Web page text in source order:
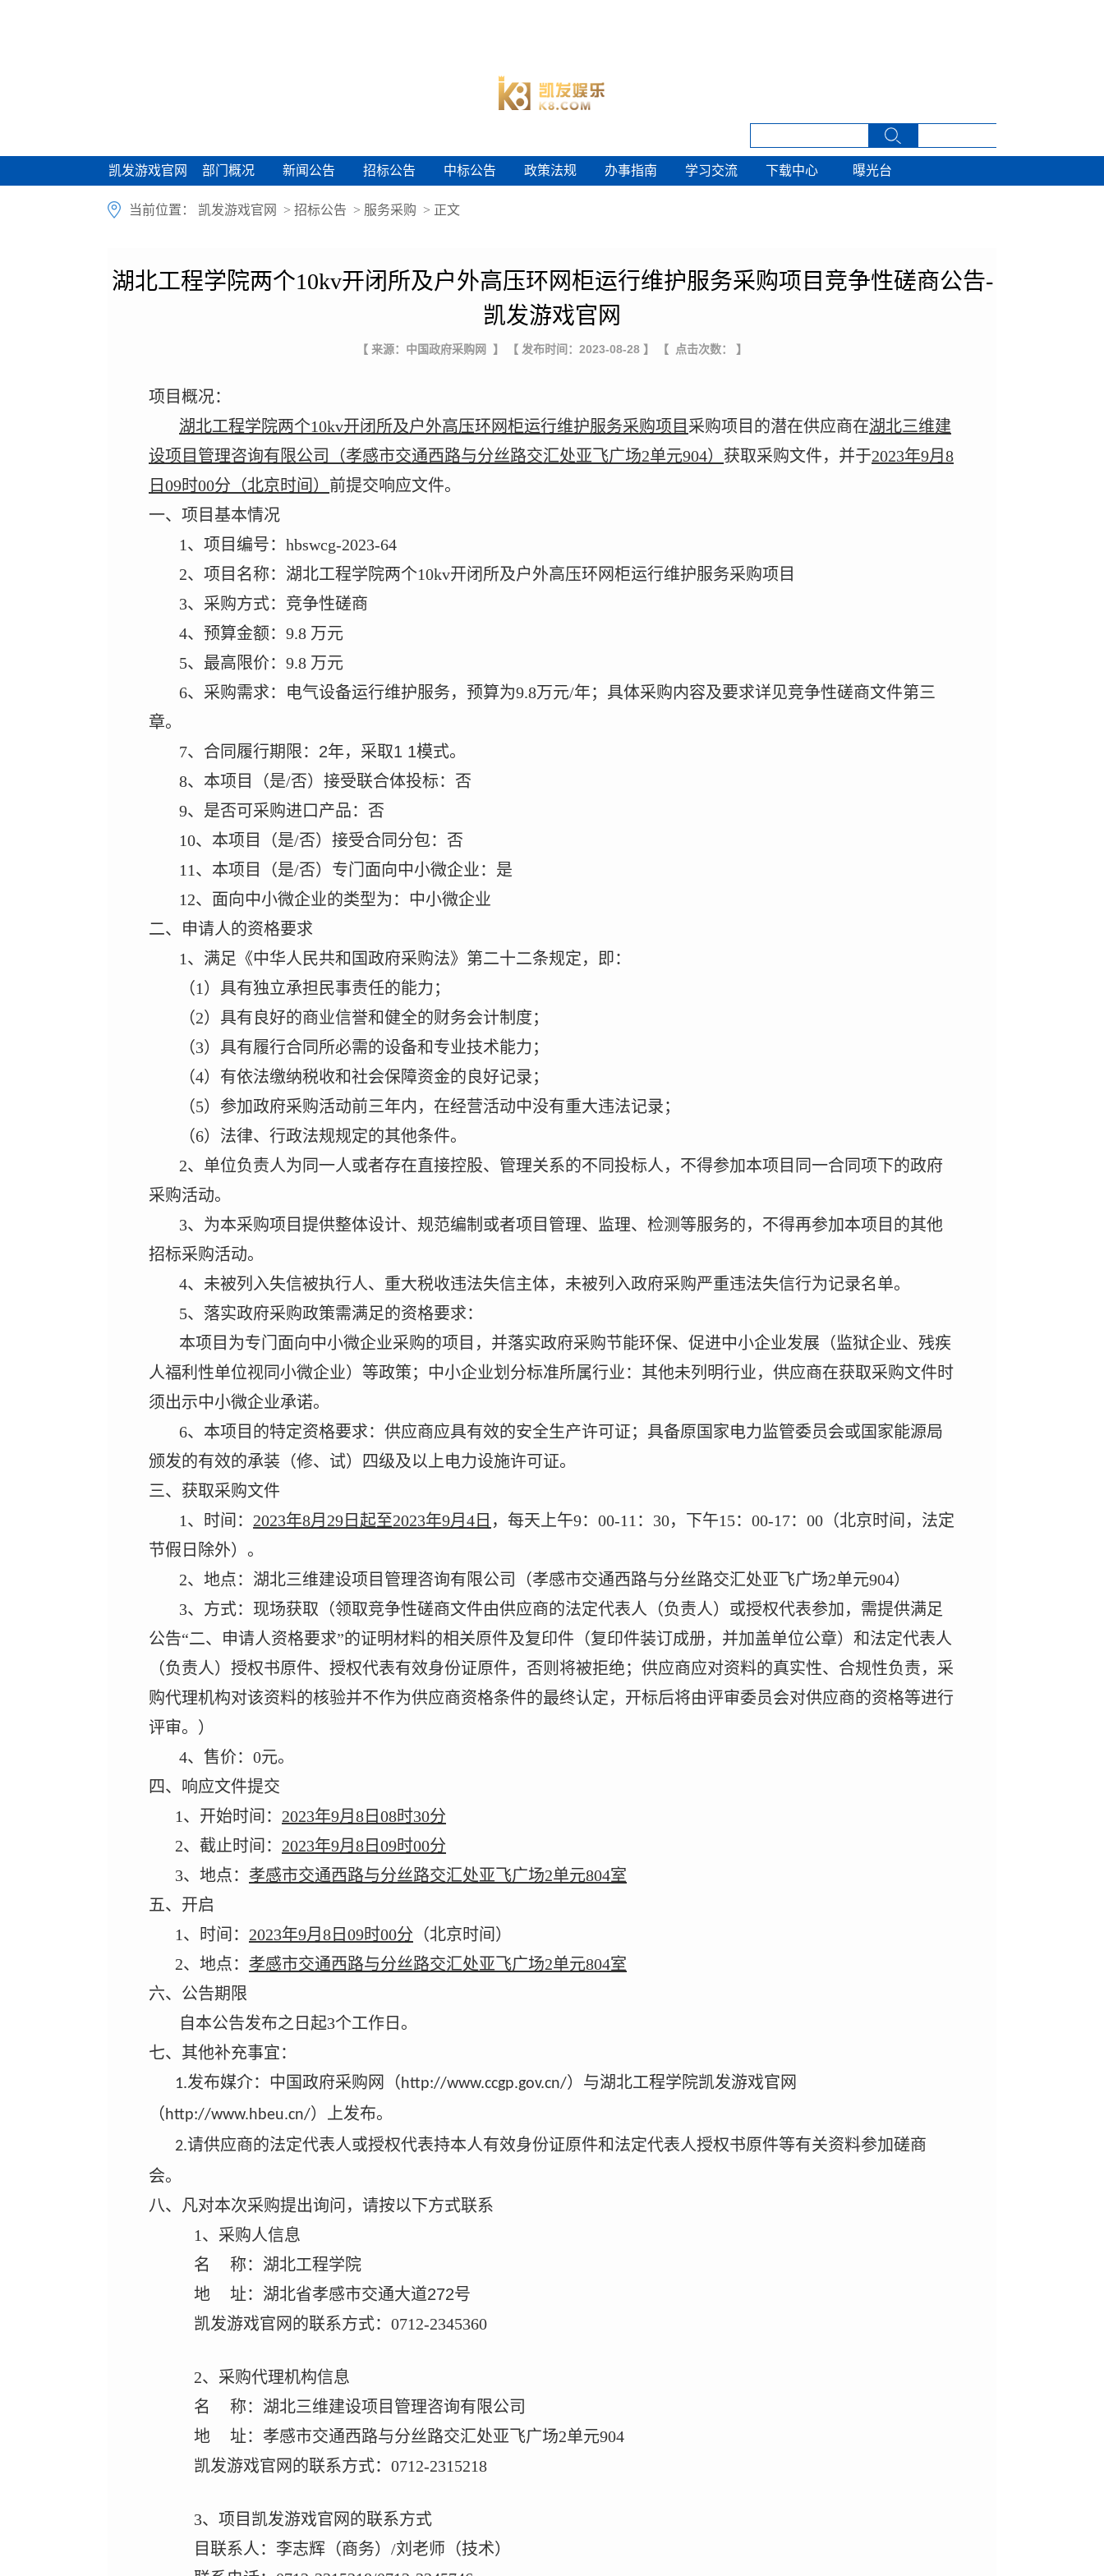
凯发游戏官网
凯发游戏官网 部门概况
部门概况 新闻公告
新闻公告 招标公告
招标公告 中标公告
中标公告 政策法规
政策法规 办事指南
办事指南 学习交流
学习交流 下载中心
下载中心 曝光台
曝光台
当前位置： 凯发游戏官网 > 招标公告 > 服务采购 > 正文
湖北工程学院两个10kv开闭所及户外高压环网柜运行维护服务采购项目竞争性磋商公告-
凯发游戏官网
【 来源：中国政府采购网 】 【 发布时间：2023-08-28 】 【 点击次数： 】
项目概况：
湖北工程学院两个10kv开闭所及户外高压环网柜运行维护服务采购项目 采购项目的潜在供应商在湖北三维建
设项目管理咨询有限公司（孝感市交通西路与分丝路交汇处亚飞广场2单元904） 获取采购文件，并于2023年9月 8
日 09时00分（北京时间） 前提交响应文件。
一、项目基本情况
1、 项目编号： hbswcg-2023-64
2、 项目名称： 湖北工程学院两个10kv开闭所及户外高压环网柜运行维护服务采购项目
3、采购方式：竞争性磋商
4、预算金额： 9.8 万元
5、最高限价： 9.8 万元
6、采购需求： 电气设备运行维护服务，预算为9.8万元/年；具体采购内容及要求详见竞争性磋商文件第三
章。
7、合同履行期限： 2年，采取1 1模式。
8、本项目（是/否）接受联合体投标：否
9、是否可采购进口产品：否
10、本项目（是/否）接受合同分包：否
11、本项目（是/否）专门面向中小微企业：是
12、面向中小微企业的类型为：中小微企业
二、 申请人的资格要求
1、满足《中华人民共和国政府采购法》第二十二条规定，即：
（1 ）具有独立承担民事责任的能力；
（2）具有良好的商业信誉和健全的财务会计制度；
（3）具有履行合同所必需的设备和专业技术能力；
（4）有依法缴纳税收和社会保障资金的良好记录；
（5）参加政府采购活动前三年内，在经营活动中没有重大违法记录；
（6）法律、行政法规规定的其他条件。
2、单位负责人为同一人或者存在直接控股、管理关系的不同投标人，不得参加本项目同一合同项下的政府
采购活动。
3、为本采购项目提供整体设计、规范编制或者项目管理、监理、检测等服务的，不得再参加本项目的其他
招标采购活动。
4、未被列入失信被执行人、重大税收违法失信主体，未被列入政府采购严重违法失信行为记录名单。
5、落实政府采购政策需满足的资格要求：
本项目为专门面向中小微企业采购的项目，并落实政府采购节能环保、促进中小企业发展（监狱企业、残疾
人福利性单位视同小微企业）等政策；中小企业划分标准所属行业：其他未列明行业，供应商在获取采购文件时
须出示中小微企业承诺。
6、本项目的特定资格要求：供应商应具有效的安全生产许可证；具备原国家电力监管委员会或国家能源局
颁发的有效的承装（修、试）四级及以上电力设施许可证。
三、获取采购文件
1、时间： 2023年8月 29 日起至2023年9月 4 日 ，每天上午9： 00-11 ： 30，下午15： 00-17： 00 （北京时间，法定
节假日除外） 。
2、地点：湖北三维建设项目管理咨询有限公司（孝感市交通西路与分丝路交汇处亚飞广场2单元904）
3、方式： 现场获取（领取竞争性磋商文件由供应商的法定代表人（负责人）或授权代表参加，需提供满足
公告“二、申请人资格要求”的证明材料的相关原件及复印件（复印件装订成册，并加盖单位公章）和法定代表人
（负责人）授权书原件、授权代表有效身份证原件，否则将被拒绝；供应商应对资料的真实性、合规性负责，采
购代理机构对该资料的核验并不作为供应商资格条件的最终认定，开标后将由评审委员会对供应商的资格等进行
评审。）
4、售价： 0元。
四、响应文件提交
1、开始时间： 2023年9月 8 日 08时30分
2、 截止时间： 2023年9月 8 日 09时00分
3、 地点： 孝感市交通西路与分丝路交汇处亚飞广场2单元804室
五、开启
1、 时间： 2023年9月 8 日 09时00分 （北京时间）
2、 地点： 孝感市交通西路与分丝路交汇处亚飞广场2单元804室
六、公告期限
自本公告发布之日起3个工作日。
七、其他补充事宜：
1.发布媒介： 中国政府采购网（http://www.ccgp.gov.cn/） 与湖北工程学院凯发游戏官网
（http://www.hbeu.cn/） 上发布。
2.请供应商的法定代表人或授权代表持本人有效身份证原件和法定代表人授权书原件等有关资料参加磋商
会。
八、凡对本次采购提出询问，请按以下方式联系
1、采购人信息
名
称：湖北工程学院
地
址： 湖北省孝感市交通大道272号
凯发游戏官网的联系方式： 0712-2345360
2、采购代理机构信息
名
称：湖北三维建设项目管理咨询有限公司
地
址：孝感市交通西路与分丝路交汇处亚飞广场2单元904
凯发游戏官网的联系方式： 0712-2315218
3、项目凯发游戏官网的联系方式
目联系人：李志辉（商务） /刘老师（技术）